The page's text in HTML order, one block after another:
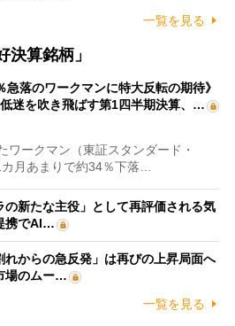
一覧を見る
決算銘柄」
急落のワークマンに特大反転の期待》
迷を吹き飛ばす第1四半期決算、…
ークマン（東証スタンダード・
月あまりで約34％下落…
の新たな主役」として再評価される気
携でAI…
れからの急反発」は再びの上昇局面へ
場のムー…
一覧を見る